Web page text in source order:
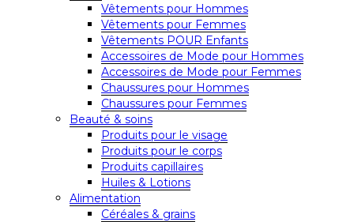
Vêtements pour Hommes
Vêtements pour Femmes
Vêtements POUR Enfants
Accessoires de Mode pour Hommes
Accessoires de Mode pour Femmes
Chaussures pour Hommes
Chaussures pour Femmes
Beauté & soins
Produits pour le visage
Produits pour le corps
Produits capillaires
Huiles & Lotions
Alimentation
Céréales & grains